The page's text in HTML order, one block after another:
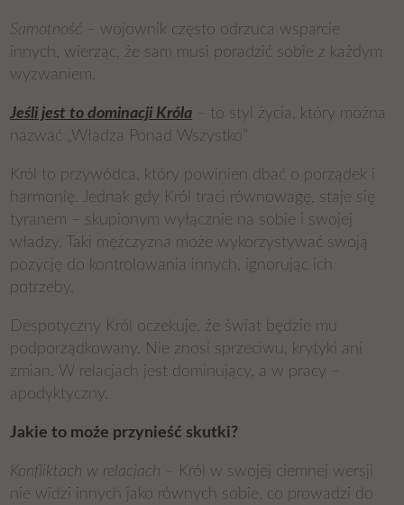
Samotność – wojownik często odrzuca wsparcie
innych, wierząc, że sam musi poradzić sobie z każdym
wyzwaniem.
Jeśli jest to dominacji Króla – to styl życia, który można
nazwać „Władza Ponad Wszystko”
Król to przywódca, który powinien dbać o porządek i
harmonię. Jednak gdy Król traci równowagę, staje się
tyranem – skupionym wyłącznie na sobie i swojej
władzy. Taki mężczyzna może wykorzystywać swoją
pozycję do kontrolowania innych, ignorując ich
potrzeby.
Despotyczny Król oczekuje, że świat będzie mu
podporządkowany. Nie znosi sprzeciwu, krytyki ani
zmian. W relacjach jest dominujący, a w pracy –
apodyktyczny.
Jakie to może przynieść skutki?
Konfliktach w relacjach
– Król w swojej ciemnej wersji
nie widzi innych jako równych sobie, co prowadzi do